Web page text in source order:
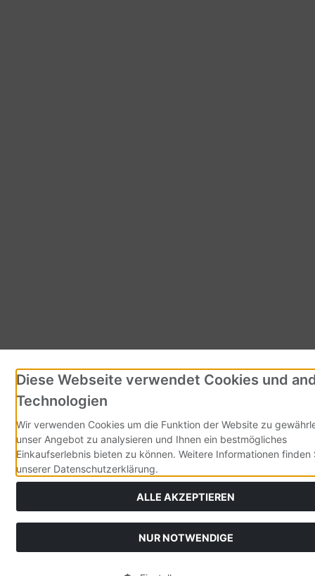
Diese Webseite verwendet Cookies und
Technologien
Wir verwenden Cookies um die Funktion der Website zu
unser Angebot zu analysieren und Ihnen ein bestmögliches
Einkaufserlebnis bieten zu können. Weitere Informationen finden
unserer Datenschutzerklärung.
ALLE AKZEPTIEREN
NUR NOTWENDIGE